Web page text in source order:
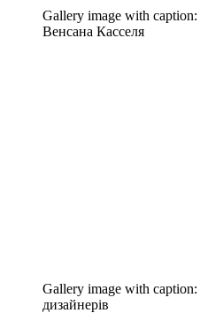
Gallery image with caption:
Венсана Касселя
Gallery image with caption:
дизайнерів